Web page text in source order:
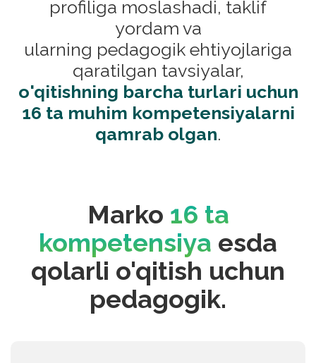
profiliga moslashadi, taklif
yordam va
ularning pedagogik ehtiyojlariga
qaratilgan tavsiyalar,
o'qitishning barcha turlari uchun
16 ta muhim kompetensiyalarni
qamrab olgan.
Marko 16 ta
kompetensiya esda
qolarli o'qitish uchun
pedagogik.